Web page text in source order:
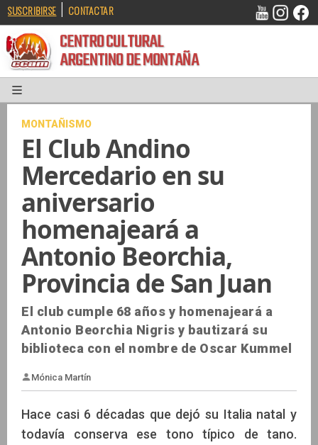
SUSCRIBIRSE | CONTACTAR
CENTRO CULTURAL
ARGENTINO DE MONTAÑA
MONTAÑISMO
El Club Andino
Mercedario en su
aniversario
homenajeará a
Antonio Beorchia,
Provincia de San Juan
El club cumple 68 años y homenajeará a
Antonio Beorchia Nigris y bautizará su
biblioteca con el nombre de Oscar Kummel
Hace casi 6 décadas que dejó su Italia natal y
todavía conserva ese tono típico de tano.